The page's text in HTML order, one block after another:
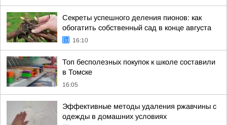
Секреты успешного деления пионов: как
обогатить собственный сад в конце августа
16:10
Топ бесполезных покупок к школе составили
в Томске
16:05
Эффективные методы удаления ржавчины с
одежды в домашних условиях